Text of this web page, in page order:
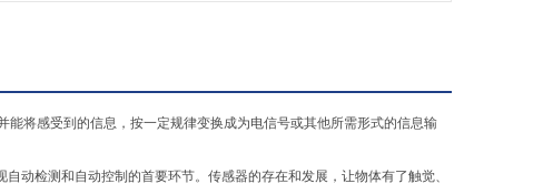
将感受到的信息，按一定规律变换成为电信号或其他所需形式的信息输
动检测和自动控制的首要环节。传感器的存在和发展，让物体有了触觉、